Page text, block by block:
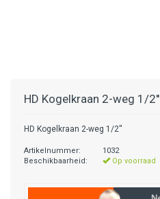
HD Kogelkraan 2-weg 1/2''
HD Kogelkraan 2-weg 1/2''
Artikelnummer:
1032
Beschikbaarheid:
Op voorraad